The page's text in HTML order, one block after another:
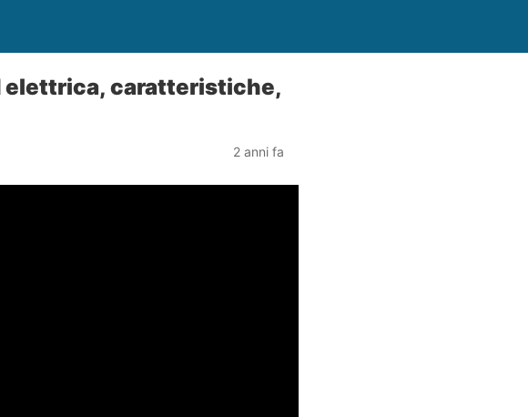
elettrica, caratteristiche,
2 anni fa